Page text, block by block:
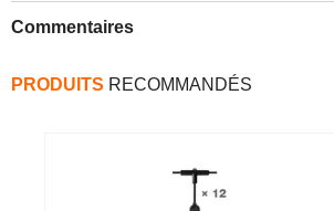
Commentaires
PRODUITS RECOMMANDÉS